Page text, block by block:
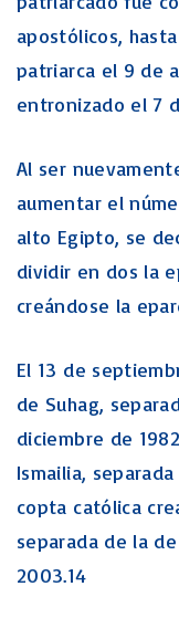
apostólicos,
patriarca el 9 de
entronizado el 7
Al ser
aumentar el
alto Egipto, se
dividir en dos la
creándose la
El 13 de
de Suhag,
diciembre de
Ismailia,
copta católica
separada de la
2003.14